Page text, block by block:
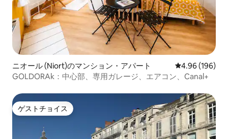
ニオール (Niort)のマンション・アパート レビュー196
4.96 (196)
GOLDORAk：中心部、専用ガレージ、エアコン、Canal+
ゲストチョイス
ゲストチョイス